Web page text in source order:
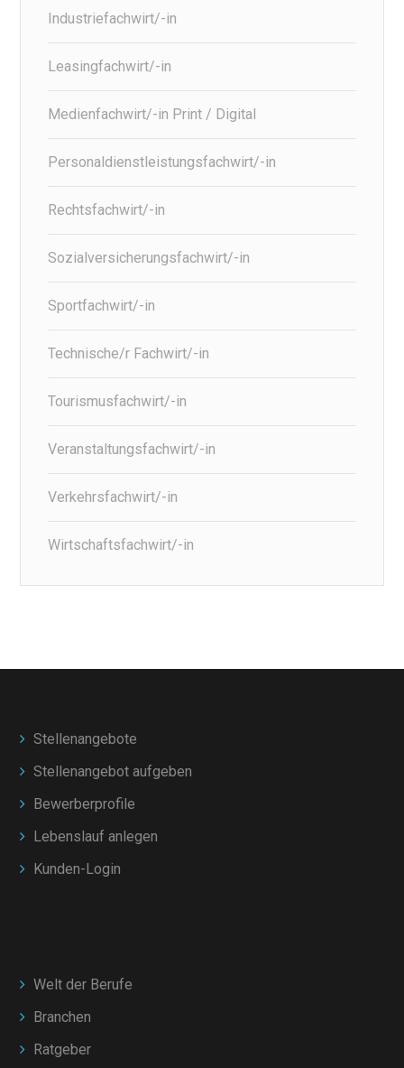
Industriefachwirt/-in
Leasingfachwirt/-in
Medienfachwirt/-in Print / Digital
Personaldienstleistungsfachwirt/-in
Rechtsfachwirt/-in
Sozialversicherungsfachwirt/-in
Sportfachwirt/-in
Technische/r Fachwirt/-in
Tourismusfachwirt/-in
Veranstaltungsfachwirt/-in
Verkehrsfachwirt/-in
Wirtschaftsfachwirt/-in
Stellenangebote
Stellenangebot aufgeben
Bewerberprofile
Lebenslauf anlegen
Kunden-Login
Welt der Berufe
Branchen
Ratgeber